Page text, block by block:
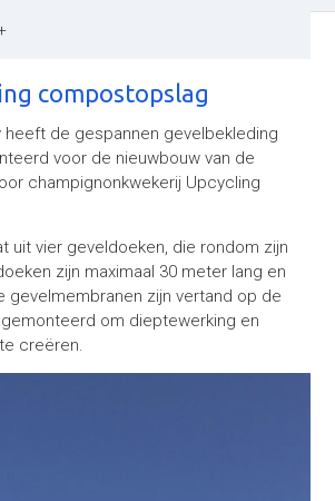
compostopslag
heeft de gespannen gevelbekleding
voor de nieuwbouw van de
champignonkwekerij Upcycling
uit vier geveldoeken, die rondom zijn
zijn maximaal 30 meter lang en
gevelmembranen zijn vertand op de
om dieptewerking en
creëren.